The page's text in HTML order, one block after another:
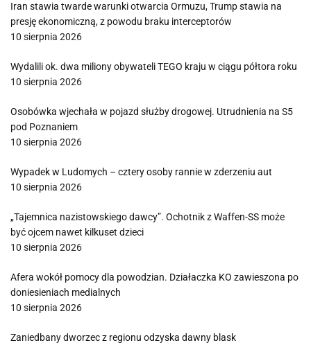
Iran stawia twarde warunki otwarcia Ormuzu, Trump stawia na
presję ekonomiczną, z powodu braku interceptorów
10 sierpnia 2026
Wydalili ok. dwa miliony obywateli TEGO kraju w ciągu półtora roku
10 sierpnia 2026
Osobówka wjechała w pojazd służby drogowej. Utrudnienia na S5
pod Poznaniem
10 sierpnia 2026
Wypadek w Ludomych – cztery osoby rannie w zderzeniu aut
10 sierpnia 2026
„Tajemnica nazistowskiego dawcy”. Ochotnik z Waffen-SS może
być ojcem nawet kilkuset dzieci
10 sierpnia 2026
Afera wokół pomocy dla powodzian. Działaczka KO zawieszona po
doniesieniach medialnych
10 sierpnia 2026
Zaniedbany dworzec z regionu odzyska dawny blask